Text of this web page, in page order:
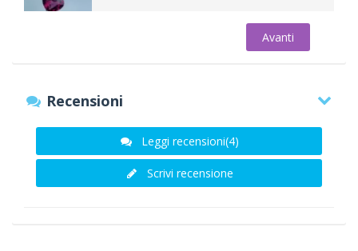
Avanti
Recensioni
Leggi recensioni(4)
Scrivi recensione